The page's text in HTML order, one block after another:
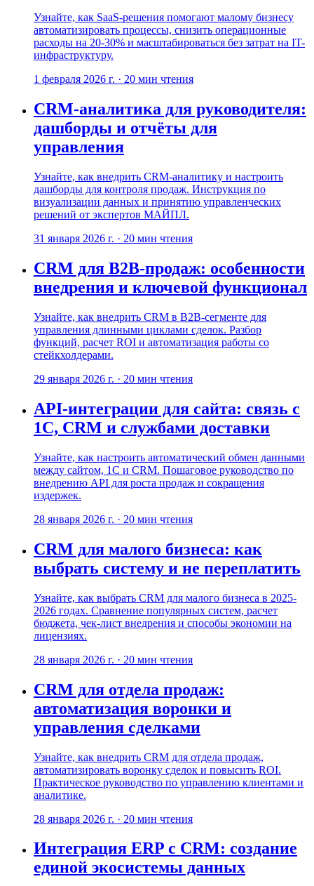
Узнайте, как SaaS-решения помогают малому бизнесу
автоматизировать процессы, снизить операционные
расходы на 20-30% и масштабироваться без затрат на IT-
инфраструктуру.
1 февраля 2026 г. · 20 мин чтения
CRM-аналитика для руководителя:
дашборды и отчёты для
управления
Узнайте, как внедрить CRM-аналитику и настроить
дашборды для контроля продаж. Инструкция по
визуализации данных и принятию управленческих
решений от экспертов МАЙПЛ.
31 января 2026 г. · 20 мин чтения
CRM для B2B-продаж: особенности
внедрения и ключевой функционал
Узнайте, как внедрить CRM в B2B-сегменте для
управления длинными циклами сделок. Разбор
функций, расчет ROI и автоматизация работы со
стейкхолдерами.
29 января 2026 г. · 20 мин чтения
API-интеграции для сайта: связь с
1С, CRM и службами доставки
Узнайте, как настроить автоматический обмен данными
между сайтом, 1С и CRM. Пошаговое руководство по
внедрению API для роста продаж и сокращения
издержек.
28 января 2026 г. · 20 мин чтения
CRM для малого бизнеса: как
выбрать систему и не переплатить
Узнайте, как выбрать CRM для малого бизнеса в 2025-
2026 годах. Сравнение популярных систем, расчет
бюджета, чек-лист внедрения и способы экономии на
лицензиях.
28 января 2026 г. · 20 мин чтения
CRM для отдела продаж:
автоматизация воронки и
управления сделками
Узнайте, как внедрить CRM для отдела продаж,
автоматизировать воронку сделок и повысить ROI.
Практическое руководство по управлению клиентами и
аналитике.
28 января 2026 г. · 20 мин чтения
Интеграция ERP с CRM: создание
единой экосистемы данных